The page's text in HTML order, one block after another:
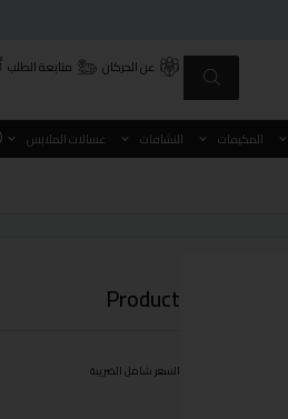
عن الحركان متابعة الطلب
المكيفات النشافات غسالات الملابس
Product
السعر شامل الضريبة